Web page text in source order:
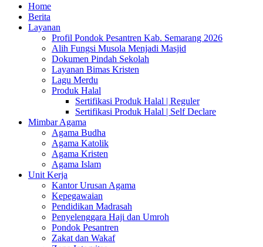
Home
Berita
Layanan
Profil Pondok Pesantren Kab. Semarang 2026
Alih Fungsi Musola Menjadi Masjid
Dokumen Pindah Sekolah
Layanan Bimas Kristen
Lagu Merdu
Produk Halal
Sertifikasi Produk Halal | Reguler
Sertifikasi Produk Halal | Self Declare
Mimbar Agama
Agama Budha
Agama Katolik
Agama Kristen
Agama Islam
Unit Kerja
Kantor Urusan Agama
Kepegawaian
Pendidikan Madrasah
Penyelenggara Haji dan Umroh
Pondok Pesantren
Zakat dan Wakaf